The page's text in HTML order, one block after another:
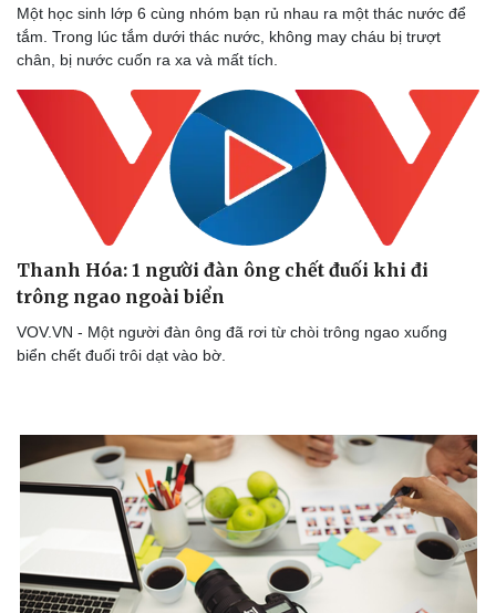
Lịch thi đấu bóng đá
Thế giới thể thao
eSports
Xe máy
Tư vấn
Một học sinh lớp 6 cùng nhóm bạn rủ nhau ra một thác nước để
tắm. Trong lúc tắm dưới thác nước, không may cháu bị trượt
chân, bị nước cuốn ra xa và mất tích.
Thanh Hóa: 1 người đàn ông chết đuối khi đi
trông ngao ngoài biển
VOV.VN - Một người đàn ông đã rơi từ chòi trông ngao xuống
biển chết đuối trôi dạt vào bờ.